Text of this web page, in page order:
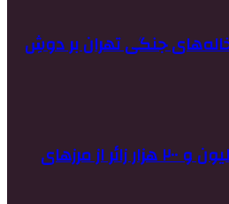
نخاله‌های جنگی تهران بر دوشِ
تردد بیش از یک میلیون و ۲۰۰ هزار زائر از مرزهای